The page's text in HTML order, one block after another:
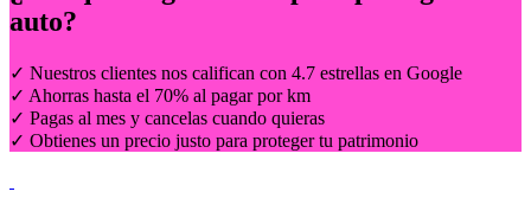
auto?
✓ Nuestros clientes nos califican con 4.7 estrellas en Google
✓ Ahorras hasta el 70% al pagar por km
✓ Pagas al mes y cancelas cuando quieras
✓ Obtienes un precio justo para proteger tu patrimonio